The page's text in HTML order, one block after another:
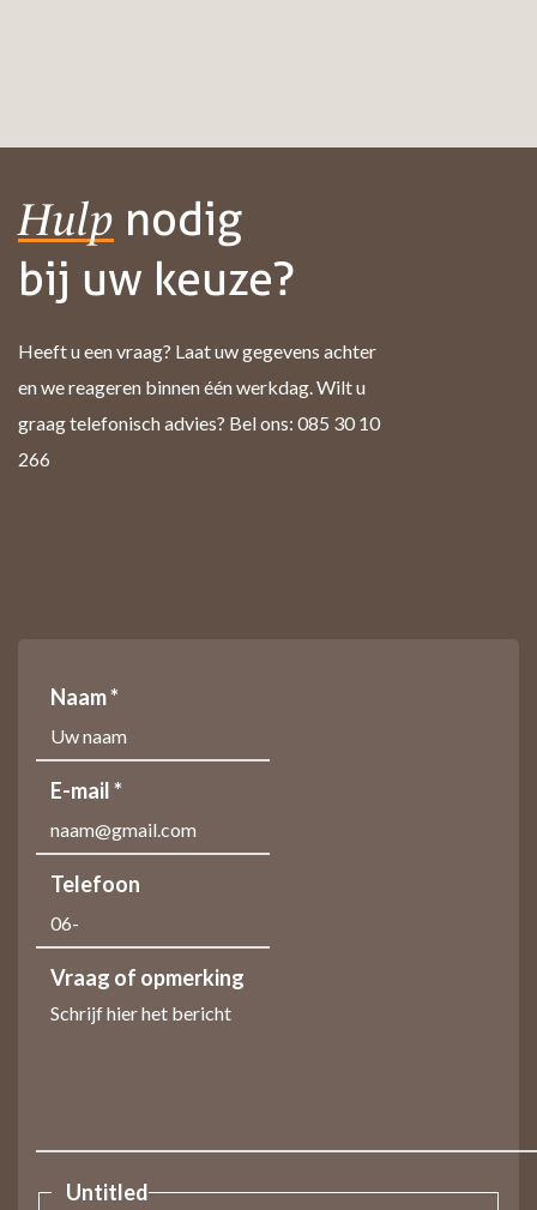
Hulp nodig
bij uw keuze?
Heeft u een vraag? Laat uw gegevens achter
en we reageren binnen één werkdag. Wilt u
graag telefonisch advies? Bel ons: 085 30 10
266
Naam *
E-mail *
Telefoon
Vraag of opmerking
Untitled